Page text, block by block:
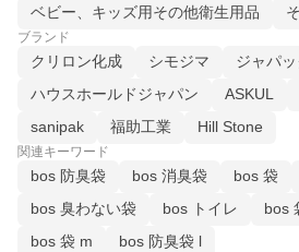
ベビー、キッズ用その他衛生用品
ブランド
クリロン化成 シモジマ ジャパッ
ハウスホールドジャパン
ASKUL
sanipak
福助工業 Hill Stone
関連キーワード
bos 防臭袋 bos 消臭袋 bos 袋
bos 臭わない袋
bos トイレ bos
bos 袋 m
bos 防臭袋 l